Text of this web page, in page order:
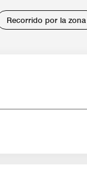
Recorrido por la zona